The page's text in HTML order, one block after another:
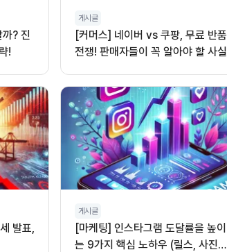
? 진
!
게시글
[커머스] 네이버 vs 쿠팡, 무료 반품
전쟁! 판매자들이 꼭 알아야 할 사실
발표,
게시글
[마케팅] 인스타그램 도달률을 높이
는 9가지 핵심 노하우 (릴스, 사진,